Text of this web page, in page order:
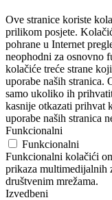
Ove stranice koriste
prilikom posjete.
pohrane u Internet
neophodni za osnovno
kolačiće treće strane
uporabe naših stranica.
samo ukoliko ih
kasnije otkazati prihvat
uporabe naših stranica
Funkcionalni
Funkcionalni
Funkcionalni kolačići
prikaza multimedijalnih
društvenim mrežama.
Izvedbeni